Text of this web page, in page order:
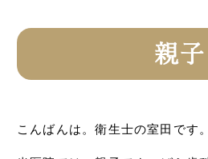
親子
こんばんは。衛生士の室田です。